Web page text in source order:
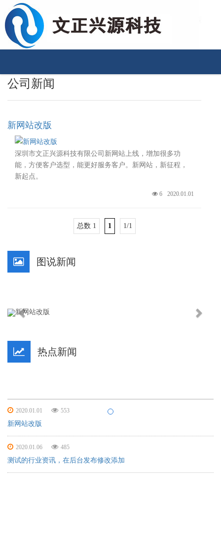
公司新闻
新网站改版
深圳市文正兴源科技有限公司新网站上线，增加很多功
能，方便客户选型，能更好服务客户。新网站，新征程，
新起点。
2020.01.01
6
总数 1 1 1/1
图说新闻
Previous Next
热点新闻
2020.01.01 553
新网站改版
2020.01.06 485
测试的行业资讯，在后台发布修改添加